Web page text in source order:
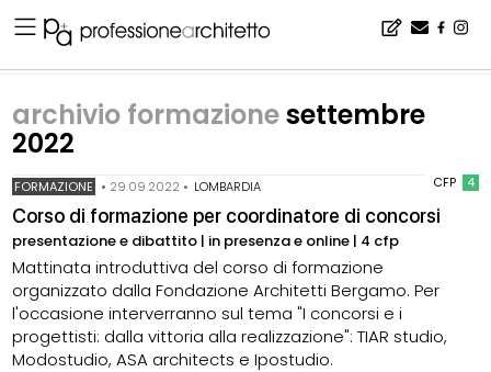
archivio formazionesettembre
2022
CFP 4
FORMAZIONE • 29.09.2022 • LOMBARDIA
Corso di formazione per coordinatore di concorsi
presentazione e dibattito | in presenza e online | 4 cfp
Mattinata introduttiva del corso di formazione
organizzato dalla Fondazione Architetti Bergamo. Per
l'occasione interverranno sul tema "I concorsi e i
progettisti: dalla vittoria alla realizzazione": TIAR studio,
Modostudio, ASA architects e Ipostudio.